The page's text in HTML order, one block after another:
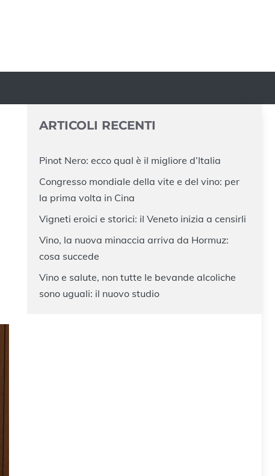
ARTICOLI RECENTI
Pinot Nero: ecco qual è il migliore d’Italia
Congresso mondiale della vite e del vino: per
la prima volta in Cina
Vigneti eroici e storici: il Veneto inizia a censirli
Vino, la nuova minaccia arriva da Hormuz:
cosa succede
Vino e salute, non tutte le bevande alcoliche
sono uguali: il nuovo studio